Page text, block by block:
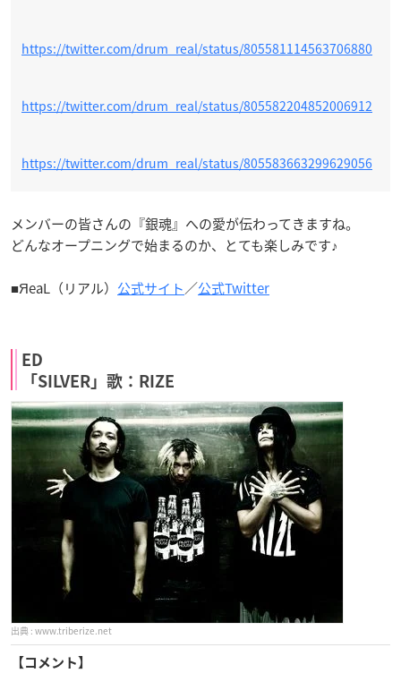
https://twitter.com/drum_real/status/805581114563706880
https://twitter.com/drum_real/status/805582204852006912
https://twitter.com/drum_real/status/805583663299629056
メンバーの皆さんの『銀魂』への愛が伝わってきますね。
どんなオープニングで始まるのか、とても楽しみです♪
■ЯeaL（リアル） 公式サイト／公式Twitter
ED
「SILVER」歌：RIZE
www.triberize.net
【コメント】